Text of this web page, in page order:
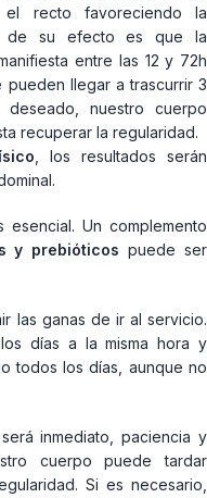
recto favoreciendo la
de su efecto es que la
entre las 12 y 72h
pueden llegar a trascurrir 3
nuestro cuerpo
recuperar la regularidad.
, los resultados serán
esencial. Un complemento
y prebióticos puede ser
las ganas de ir al servicio.
días a la misma hora y
todos los días, aunque no
inmediato, paciencia y
cuerpo puede tardar
Si es necesario,